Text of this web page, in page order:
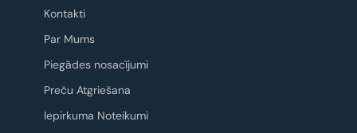
Kontakti
Par Mums
Piegādes nosacījumi
Preču Atgriešana
Iepirkuma Noteikumi